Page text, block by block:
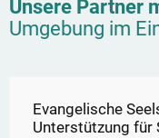
Unsere Partner
Umgebung im
Evangelische
Unterstützung für